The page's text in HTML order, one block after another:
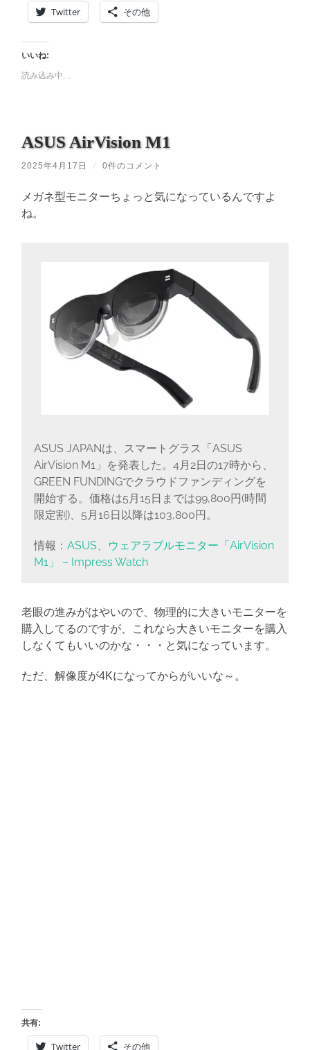
Twitter その他
いいね:
読み込み中…
ASUS AirVision M1
2025年4月17日 / 0件のコメント
メガネ型モニターちょっと気になっているんですよ
ね。
ASUS JAPANは、スマートグラス「ASUS
AirVision M1」を発表した。4月2日の17時から、
GREEN FUNDINGでクラウドファンディングを
開始する。価格は5月15日までは99,800円(時間
限定割)、5月16日以降は103,800円。
情報： ASUS、ウェアラブルモニター「AirVision
M1」 – Impress Watch
老眼の進みがはやいので、物理的に大きいモニターを
購入してるのですが、これなら大きいモニターを購入
しなくてもいいのかな・・・と気になっています。
ただ、解像度が4Kになってからがいいな～。
共有:
Twitter その他